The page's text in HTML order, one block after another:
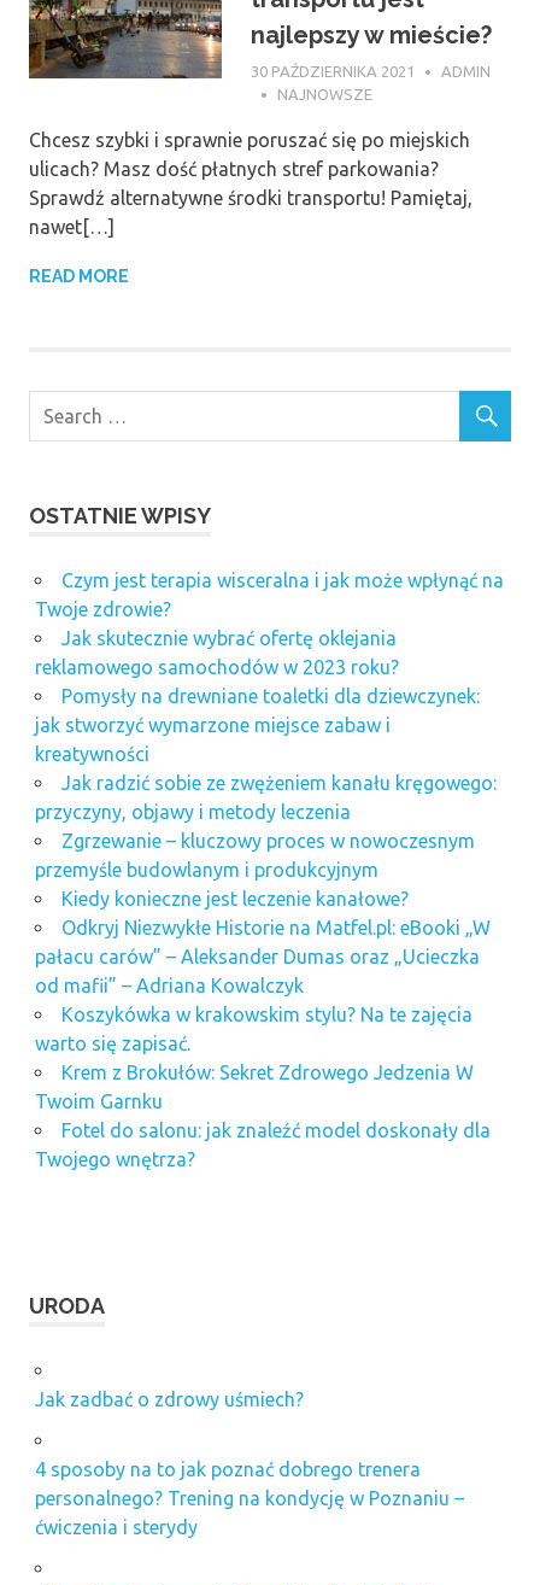
najlepszy w mieście?
30 PAŹDZIERNIKA 2021
ADMIN
NAJNOWSZE
Chcesz szybki i sprawnie poruszać się po miejskich
ulicach? Masz dość płatnych stref parkowania?
Sprawdź alternatywne środki transportu! Pamiętaj,
nawet[…]
READ MORE
OSTATNIE WPISY
Czym jest terapia wisceralna i jak może wpłynąć na
Twoje zdrowie?
Jak skutecznie wybrać ofertę oklejania
reklamowego samochodów w 2023 roku?
Pomysły na drewniane toaletki dla dziewczynek:
jak stworzyć wymarzone miejsce zabaw i
kreatywności
Jak radzić sobie ze zwężeniem kanału kręgowego:
przyczyny, objawy i metody leczenia
Zgrzewanie – kluczowy proces w nowoczesnym
przemyśle budowlanym i produkcyjnym
Kiedy konieczne jest leczenie kanałowe?
Odkryj Niezwykłe Historie na Matfel.pl: eBooki „W
pałacu carów” – Aleksander Dumas oraz „Ucieczka
od mafii” – Adriana Kowalczyk
Koszykówka w krakowskim stylu? Na te zajęcia
warto się zapisać.
Krem z Brokułów: Sekret Zdrowego Jedzenia W
Twoim Garnku
Fotel do salonu: jak znaleźć model doskonały dla
Twojego wnętrza?
URODA
Jak zadbać o zdrowy uśmiech?
4 sposoby na to jak poznać dobrego trenera
personalnego? Trening na kondycję w Poznaniu –
ćwiczenia i sterydy